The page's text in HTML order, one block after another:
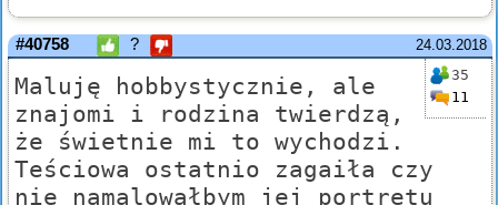
24.03.2018
#40758 ?
35
11
Maluję hobbystycznie, ale
znajomi i rodzina twierdzą,
że świetnie mi to wychodzi.
Teściowa ostatnio zagaiła czy
nie namalowałbym jej portretu